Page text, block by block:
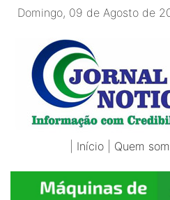
Domingo, 09 de Agosto de
Início Quem